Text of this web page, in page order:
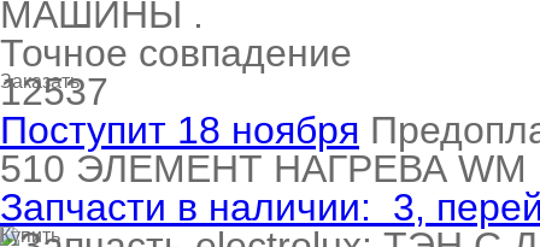
МАШИНЫ .
Точное совпадение
Заказать
12537
Поступит 18 ноября
510 ЭЛЕМЕНТ НАГРЕВА WM
Запчасти в наличии:
3,
Купить